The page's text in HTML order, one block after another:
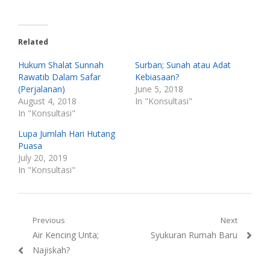
Related
Hukum Shalat Sunnah
Rawatib Dalam Safar
(Perjalanan)
August 4, 2018
In "Konsultasi"
Surban; Sunah atau Adat
Kebiasaan?
June 5, 2018
In "Konsultasi"
Lupa Jumlah Hari Hutang
Puasa
July 20, 2019
In "Konsultasi"
Post
navigation
Previous
Previous
post:
Air Kencing Unta;
Najiskah?
Next
Next
Syukuran Rumah Baru